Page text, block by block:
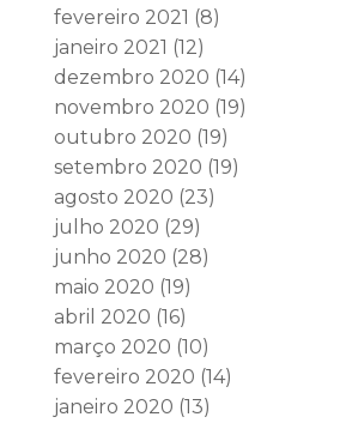
fevereiro 2021 (8)
janeiro 2021 (12)
dezembro 2020 (14)
novembro 2020 (19)
outubro 2020 (19)
setembro 2020 (19)
agosto 2020 (23)
julho 2020 (29)
junho 2020 (28)
maio 2020 (19)
abril 2020 (16)
março 2020 (10)
fevereiro 2020 (14)
janeiro 2020 (13)